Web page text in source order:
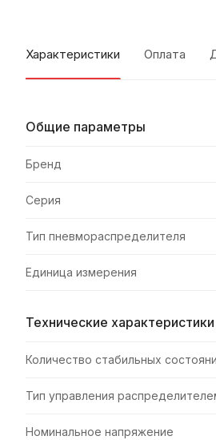
Характеристики Оплата
Общие параметры
Бренд
Серия
Тип пневмораспределителя
Единица измерения
Технические характеристики
Количество стабильных
Тип управления
Номинальное напряжение